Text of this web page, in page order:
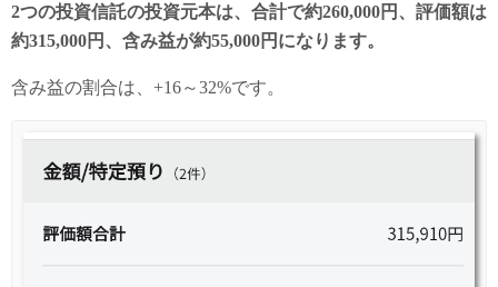
2つの投資信託の投資元本は、合計で約260,000円、評価額は
約315,000円、含み益が約55,000円になります。
含み益の割合は、+16～32%です。